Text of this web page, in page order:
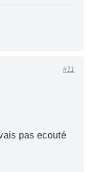
#11
pas ecouté